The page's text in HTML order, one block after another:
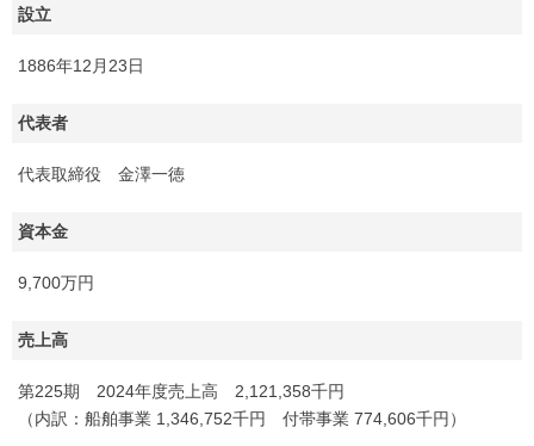
設立
1886年12月23日
代表者
代表取締役 金澤一徳
資本金
9,700万円
売上高
第225期 2024年度売上高 2,121,358千円
（内訳：船舶事業 1,346,752千円 付帯事業 774,606千円）